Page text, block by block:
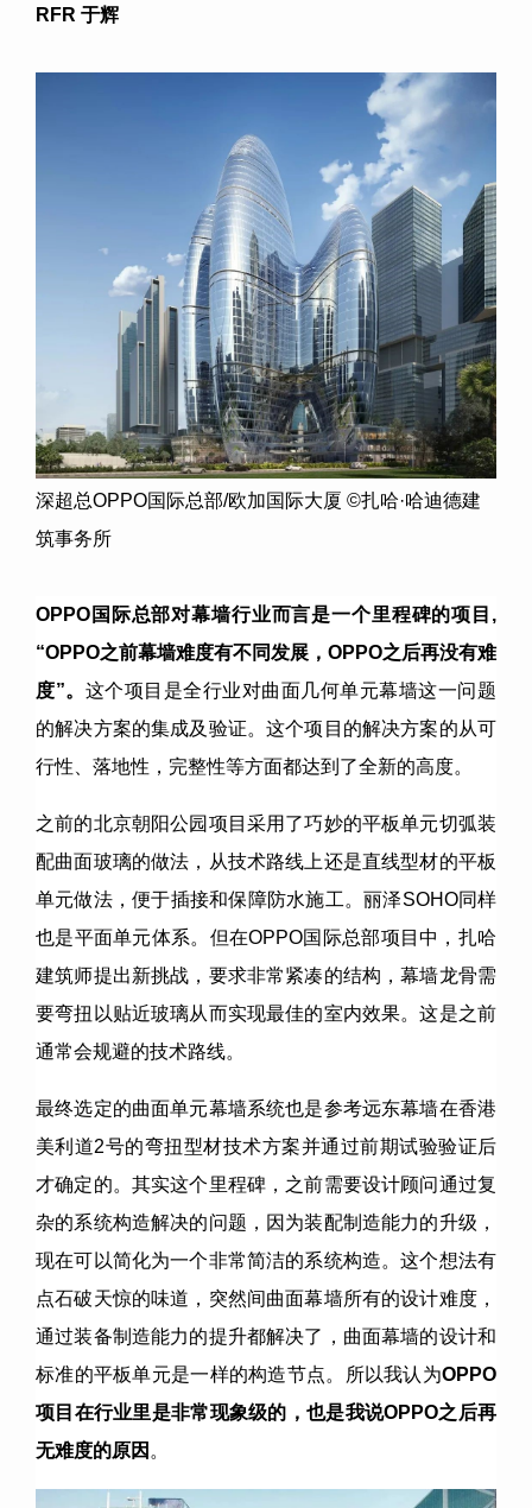
RFR 于辉
深超总OPPO国际总部/欧加国际大厦 ©扎哈·哈迪德建
筑事务所
OPPO 国际总部对幕墙行业而言是一个里程碑的项目 ,
“OPPO之前幕墙难度有不同发展， OPPO之后再没有难
度”。 这个项目是全行业对曲面几何单元幕墙这一问题
的解决方案的集成及验证。这个项目的解决方案的从可
行性、落地性，完整性等方面都达到了全新的高度。
之前的北京朝阳公园项目采用了巧妙的平板单元切弧装
配曲面玻璃的做法，从技术路线上还是直线型材的平板
单元做法，便于插接和保障防水施工。丽泽SOHO同样
也是平面单元体系。但在OPPO国际总部项目中，扎哈
建筑师提出新挑战，要求非常紧凑的结构，幕墙龙骨需
要弯扭以贴近玻璃从而实现最佳的室内效果。这是之前
通常会规避的技术路线。
最终选定的曲面单元幕墙系统也是参考远东幕墙在香港
美利道2号的弯扭型材技术方案并通过前期试验验证后
才确定的。其实这个里程碑，之前需要设计顾问通过复
杂的系统构造解决的问题，因为装配制造能力的升级，
现在可以简化为一个非常简洁的系统构造。这个想法有
点石破天惊的味道，突然间曲面幕墙所有的设计难度，
通过装备制造能力的提升都解决了，曲面幕墙的设计和
标准的平板单元是一样的构造节点。所以我认为OPPO
项目在行业里是非常现象级的，也是我说OPPO之后再
无难度的原因 。